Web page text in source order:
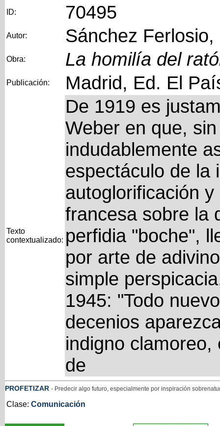
ID: 70495
Autor: Sánchez Ferlosio,
Obra: La homilía del
Publicación: Madrid, Ed. El
Texto
contextualizado:
De 1919 es
Weber en que,
indudablemente
espectáculo de la
autoglorificación
francesa sobre la
perfidia "boche",
por arte de
simple
1945: "Todo
decenios
indigno
de
PROFETIZAR - Predecir algo futuro, especialmente por inspiración
Clase: Comunicación